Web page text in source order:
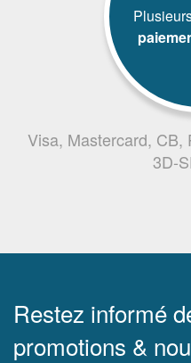
Visa, Mastercard, CB,
3D-
Restez informé
promotions &